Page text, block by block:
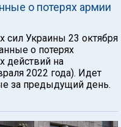
о потерях армии
Украины 23 октября
о потерях
действий на
2022 года). Идет
за предыдущий день.